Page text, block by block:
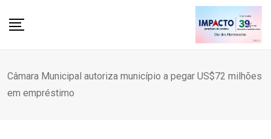
Câmara Municipal autoriza município a pegar US$72 milhões
em empréstimo